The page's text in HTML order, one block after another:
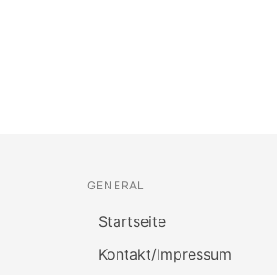
GENERAL
Startseite
Kontakt/Impressum